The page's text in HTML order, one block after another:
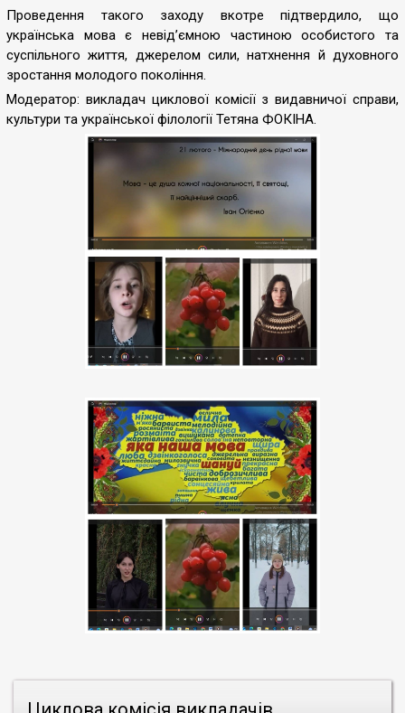
Проведення такого заходу вкотре підтвердило, що
українська мова є невід’ємною частиною особистого та
суспільного життя, джерелом сили, натхнення й духовного
зростання молодого покоління.
Модератор: викладач циклової комісії з видавничої справи,
культури та української філології Тетяна ФОКІНА.